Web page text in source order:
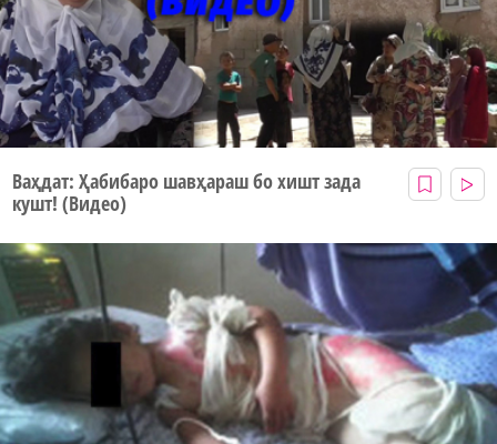
Ваҳдат: Ҳабибаро шавҳараш бо хишт зада
кушт! (Видео)